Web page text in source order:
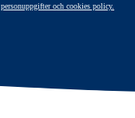
personuppgifter och cookies policy.